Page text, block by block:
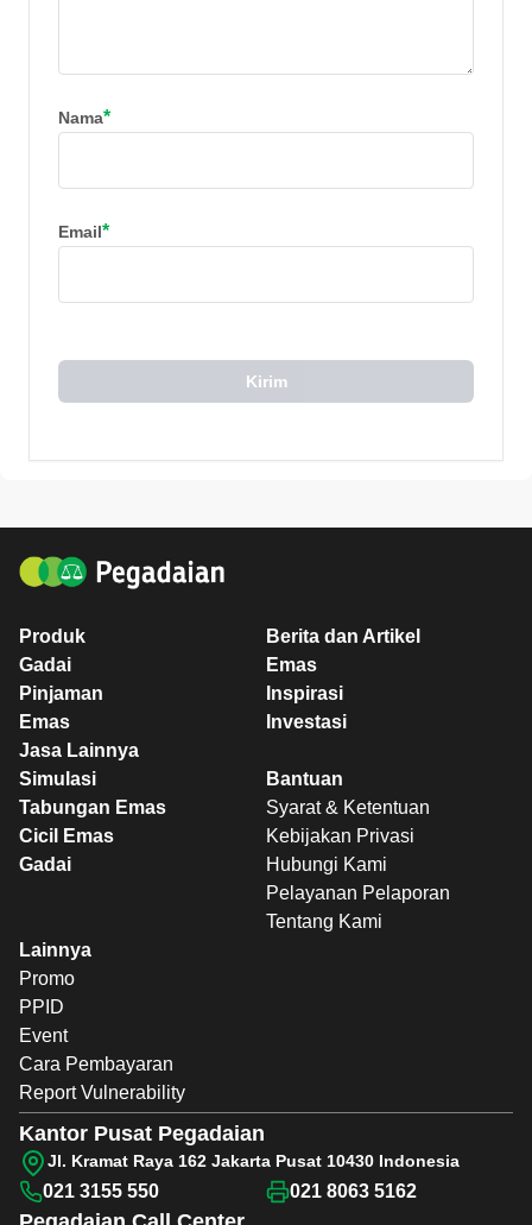
Nama*
Email*
Kirim
Produk
Gadai
Pinjaman
Emas
Jasa Lainnya
Berita dan Artikel
Emas
Inspirasi
Investasi
Simulasi
Tabungan Emas
Cicil Emas
Gadai
Bantuan
Syarat & Ketentuan
Kebijakan Privasi
Hubungi Kami
Pelayanan Pelaporan
Tentang Kami
Lainnya
Promo
PPID
Event
Cara Pembayaran
Report Vulnerability
Kantor Pusat Pegadaian
Jl. Kramat Raya 162 Jakarta Pusat 10430 Indonesia
021 3155 550 021 8063 5162